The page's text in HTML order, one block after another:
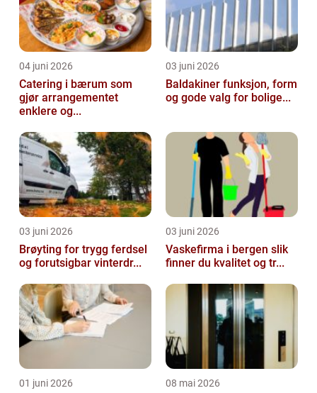
04 juni 2026
Catering i bærum som
gjør arrangementet
enklere og...
03 juni 2026
Baldakiner funksjon, form
og gode valg for bolige...
03 juni 2026
Brøyting for trygg ferdsel
og forutsigbar vinterdr...
03 juni 2026
Vaskefirma i bergen slik
finner du kvalitet og tr...
01 juni 2026 08 mai 2026